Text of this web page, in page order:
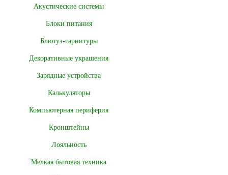
Акустические системы
Блоки питания
Блютуз-гарнитуры
Декоративные украшения
Зарядные устройства
Калькуляторы
Компьютерная периферия
Кронштейны
Лояльность
Мелкая бытовая техника